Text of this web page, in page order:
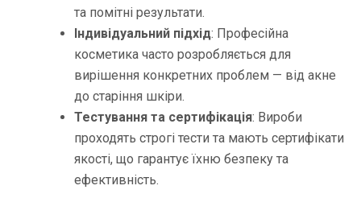
та помітні результати.
Індивідуальний підхід: Професійна
косметика часто розробляється для
вирішення конкретних проблем — від акне
до старіння шкіри.
Тестування та сертифікація: Вироби
проходять строгі тести та мають сертифікати
якості, що гарантує їхню безпеку та
ефективність.